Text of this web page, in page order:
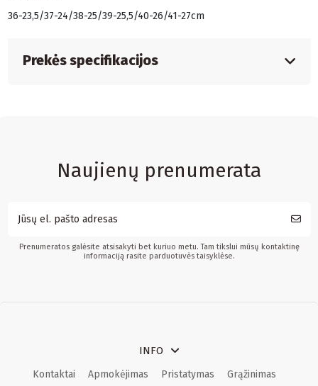
36-23,5/37-24/38-25/39-25,5/40-26/41-27cm
Prekės specifikacijos
Naujienų prenumerata
Prenumeratos galėsite atsisakyti bet kuriuo metu. Tam tikslui mūsų kontaktinę
informaciją rasite parduotuvės taisyklėse.
INFO
Kontaktai Apmokėjimas Pristatymas Grąžinimas